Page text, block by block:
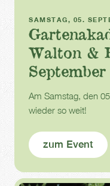
SAMSTAG, 05.
Walton &
September
Am Samstag, den
wieder so weit!
zum Event